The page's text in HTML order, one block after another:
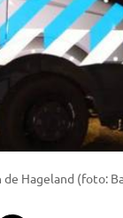
de Hageland (foto: